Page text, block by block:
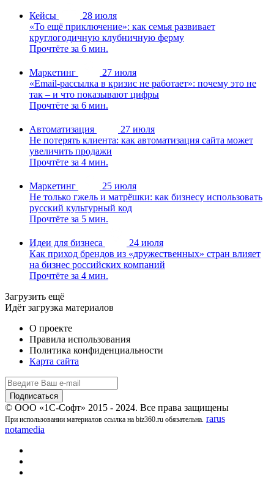
Кейсы
28 июля
«То ещё приключение»: как семья развивает
круглогодичную клубничную ферму
Прочтёте за 6 мин.
Маркетинг
27 июля
«Email-рассылка в кризис не работает»: почему это не
так – и что показывают цифры
Прочтёте за 6 мин.
Автоматизация
27 июля
Не потерять клиента: как автоматизация сайта может
увеличить продажи
Прочтёте за 4 мин.
Маркетинг
25 июля
Не только гжель и матрёшки: как бизнесу использовать
русский культурный код
Прочтёте за 5 мин.
Идеи для бизнеса
24 июля
Как приход брендов из «дружественных» стран влияет
на бизнес российских компаний
Прочтёте за 4 мин.
Загрузить ещё
Идёт загрузка материалов
О проекте
Правила использования
Политика конфиденциальности
Карта сайта
© ООО «1С-Софт» 2015 - 2024. Все права защищены
При использовании материалов ссылка на biz360.ru обязательна. rarus
notamedia